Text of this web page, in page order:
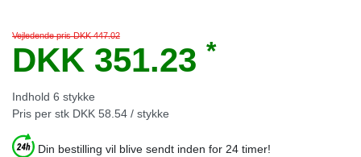
Vejledende pris DKK 447.02
DKK 351.23 *
Indhold 6 stykke
Pris per stk DKK 58.54 / stykke
Din bestilling vil blive sendt inden for 24 timer!